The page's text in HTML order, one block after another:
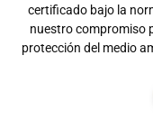
certificado bajo la
nuestro compromiso
protección del medio